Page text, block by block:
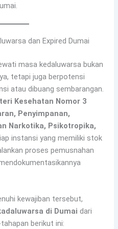
dan Expired Dumai
masa kedaluwarsa bukan
tetapi juga berpotensi
atau dibuang sembarangan.
Kesehatan Nomor 3
Penyimpanan,
Narkotika, Psikotropika,
instansi yang memiliki stok
proses pemusnahan
kewajiban tersebut,
di Dumai dari
berikut ini: